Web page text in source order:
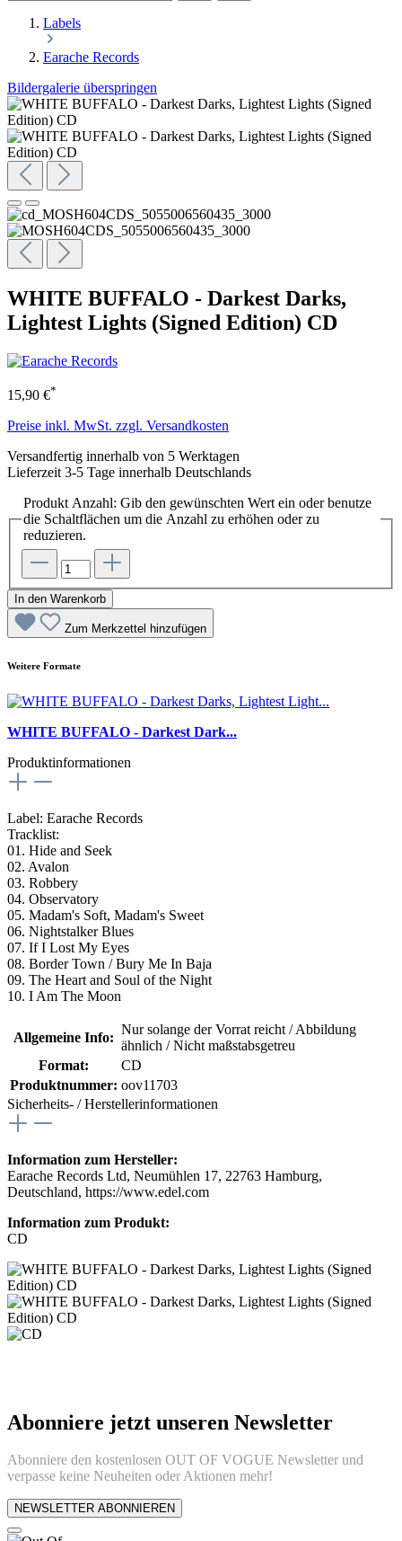
Labels
Earache Records
Bildergalerie überspringen
WHITE BUFFALO - Darkest Darks,
Lightest Lights (Signed Edition) CD
15,90 €*
Preise inkl. MwSt. zzgl. Versandkosten
Versandfertig innerhalb von 5 Werktagen
Lieferzeit 3-5 Tage innerhalb Deutschlands
Produkt Anzahl: Gib den gewünschten Wert ein oder benutze
die Schaltflächen um die Anzahl zu erhöhen oder zu
reduzieren.
In den Warenkorb
Zum Merkzettel hinzufügen
Weitere Formate
WHITE BUFFALO - Darkest Dark...
Produktinformationen
Label: Earache Records
Tracklist:
01. Hide and Seek
02. Avalon
03. Robbery
04. Observatory
05. Madam's Soft, Madam's Sweet
06. Nightstalker Blues
07. If I Lost My Eyes
08. Border Town / Bury Me In Baja
09. The Heart and Soul of the Night
10. I Am The Moon
Allgemeine Info:
Nur solange der Vorrat reicht / Abbildung
ähnlich / Nicht maßstabsgetreu
Format:
CD
Produktnummer: oov11703
Sicherheits- / Herstellerinformationen
Information zum Hersteller:
Earache Records Ltd, Neumühlen 17, 22763 Hamburg,
Deutschland, https://www.edel.com
Information zum Produkt:
CD
Abonniere jetzt unseren Newsletter
Abonniere den kostenlosen OUT OF VOGUE Newsletter und
verpasse keine Neuheiten oder Aktionen mehr!
NEWSLETTER ABONNIEREN